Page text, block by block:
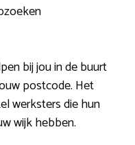
bij jou in de buurt
postcode. Het
werksters die hun
wijk hebben.